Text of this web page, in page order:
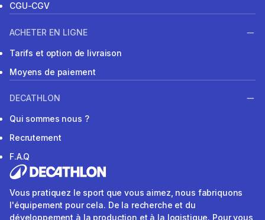
CGU-CGV
ACHETER EN LIGNE
Tarifs et option de livraison
Moyens de paiement
DECATHLON
Qui sommes nous ?
Recrutement
F.A.Q
Vous pratiquez le sport que vous aimez, nous fabriquons
l'équipement pour cela. De la recherche et du
développement à la production et à la logistique. Pour vous,